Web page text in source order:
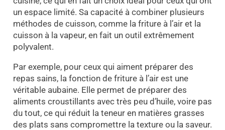
un espace limité. Sa capacité à combiner plusieurs
méthodes de cuisson, comme la friture à l’air et la
cuisson à la vapeur, en fait un outil extrêmement
polyvalent.
Par exemple, pour ceux qui aiment préparer des
repas sains, la fonction de friture à l’air est une
véritable aubaine. Elle permet de préparer des
aliments croustillants avec très peu d’huile, voire pas
du tout, ce qui réduit la teneur en matières grasses
des plats sans compromettre la texture ou la saveur.